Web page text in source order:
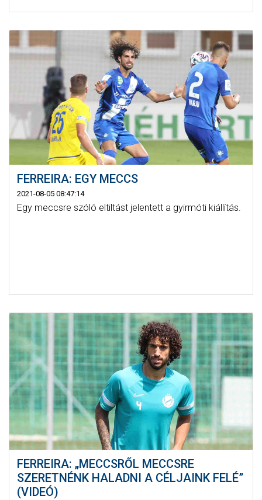
FERREIRA: EGY MECCS
2021-08-05 08:47:14
Egy meccsre szóló eltiltást jelentett a gyirmóti kiállítás.
FERREIRA: „MECCSRŐL MECCSRE
SZERETNÉNK HALADNI A CÉLJAINK FELÉ”
(VIDEÓ)